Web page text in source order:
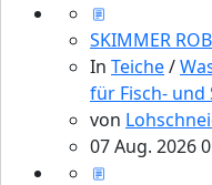
SKIMMER
In Teiche/
für Fisch-
von
07 Aug. 2026